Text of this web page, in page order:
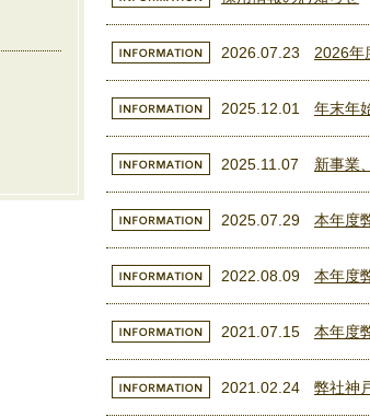
2026.07.23 2026年
2025.12.01 年末年
2025.11.07 新事業
2025.07.29 本年度
2022.08.09 本年度
2021.07.15 本年度
2021.02.24 弊社神